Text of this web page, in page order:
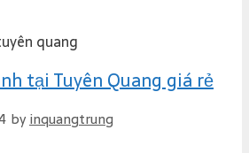
quang
tại Tuyên Quang giá rẻ
byinquangtrung